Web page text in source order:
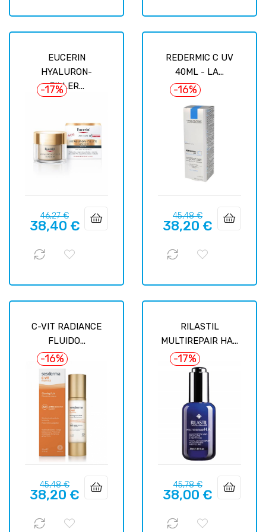
EUCERIN
HYALURON-
FILLER...
-17%
Prix
habituel
46,27 €Prix
38,40 €
REDERMIC C UV
40ML - LA...
-16%
Prix
habituel
45,48 €Prix
38,20 €
C-VIT RADIANCE
FLUIDO...
-16%
Prix
habituel
45,48 €Prix
38,20 €
RILASTIL
MULTIREPAIR HA...
-17%
Prix
habituel
45,78 €Prix
38,00 €